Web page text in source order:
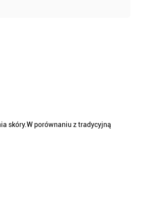
skóry.W porównaniu z tradycyjną